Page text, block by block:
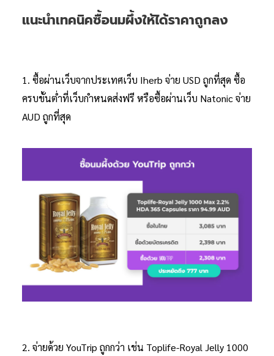
แนะนำเทคนิคซื้อนมผึ้งให้ได้ราคาถูกลง
1. ซื้อผ่านเว็บจากประเทศเว็บ Iherb จ่าย USD ถูกที่สุด ซื้อ
ครบขั้นต่ำที่เว็บกำหนดส่งฟรี หรือซื้อผ่านเว็บ Natonic จ่าย
AUD ถูกที่สุด
2. จ่ายด้วย YouTrip ถูกกว่า เช่น Toplife-Royal Jelly 1000